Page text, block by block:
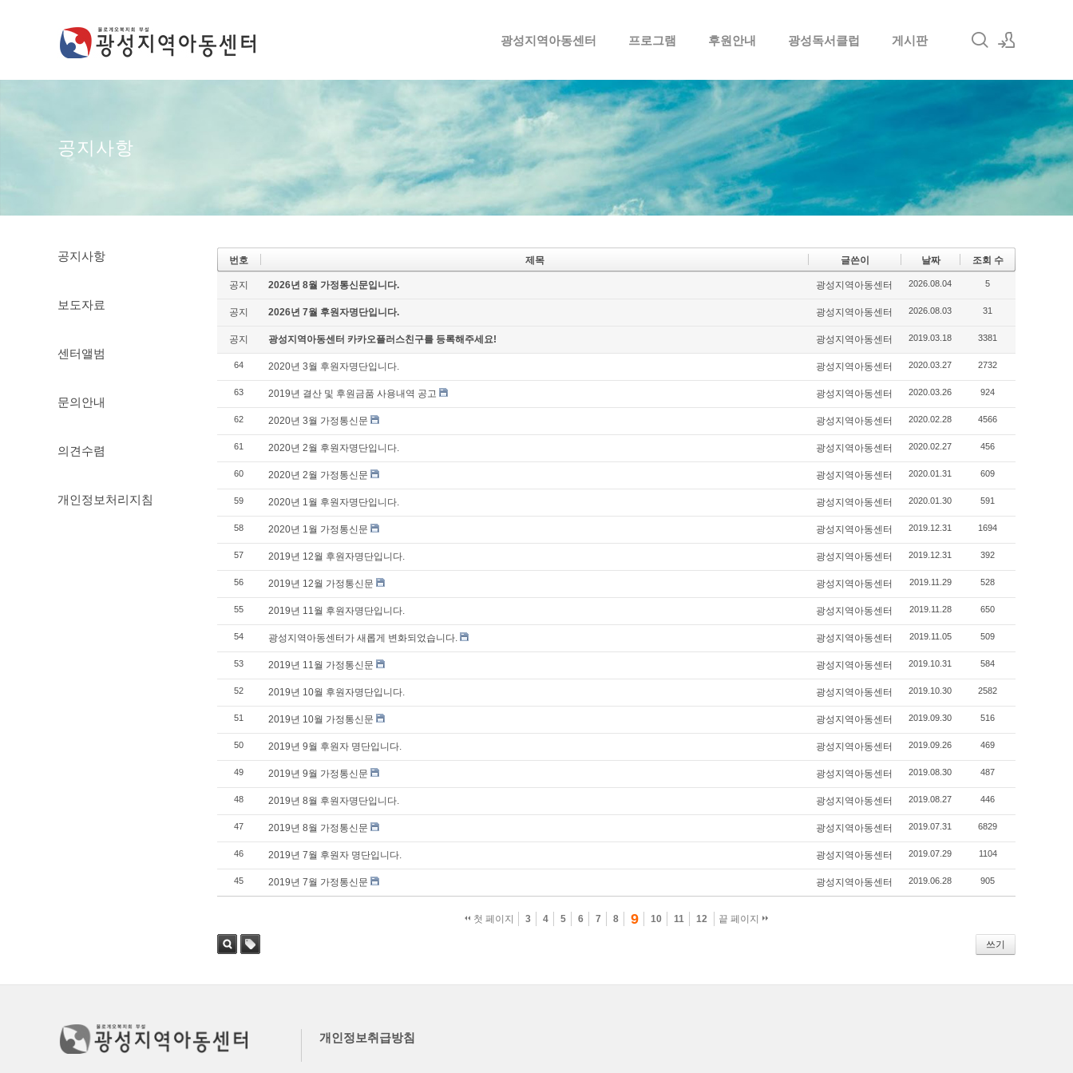
광성지역아동센터 프로그램 후원안내 광성독서클럽 게시판
공지사항
공지사항
보도자료
센터앨범
문의안내
의견수렴
개인정보처리지침
번호 제목 글쓴이 날짜 조회 수
공지 2026년 8월 가정통신문입니다. 광성지역아동센터 2026.08.04 5
공지 2026년 7월 후원자명단입니다. 광성지역아동센터 2026.08.03 31
공지 광성지역아동센터 카카오플러스친구를 등록해주세요! 광성지역아동센터 2019.03.18 3381
64 2020년 3월 후원자명단입니다. 광성지역아동센터 2020.03.27 2732
63 2019년 결산 및 후원금품 사용내역 공고 광성지역아동센터 2020.03.26 924
62 2020년 3월 가정통신문 광성지역아동센터 2020.02.28 4566
61 2020년 2월 후원자명단입니다. 광성지역아동센터 2020.02.27 456
60 2020년 2월 가정통신문 광성지역아동센터 2020.01.31 609
59 2020년 1월 후원자명단입니다. 광성지역아동센터 2020.01.30 591
58 2020년 1월 가정통신문 광성지역아동센터 2019.12.31 1694
57 2019년 12월 후원자명단입니다. 광성지역아동센터 2019.12.31 392
56 2019년 12월 가정통신문 광성지역아동센터 2019.11.29 528
55 2019년 11월 후원자명단입니다. 광성지역아동센터 2019.11.28 650
54 광성지역아동센터가 새롭게 변화되었습니다. 광성지역아동센터 2019.11.05 509
53 2019년 11월 가정통신문 광성지역아동센터 2019.10.31 584
52 2019년 10월 후원자명단입니다. 광성지역아동센터 2019.10.30 2582
51 2019년 10월 가정통신문 광성지역아동센터 2019.09.30 516
50 2019년 9월 후원자 명단입니다. 광성지역아동센터 2019.09.26 469
49 2019년 9월 가정통신문 광성지역아동센터 2019.08.30 487
48 2019년 8월 후원자명단입니다. 광성지역아동센터 2019.08.27 446
47 2019년 8월 가정통신문 광성지역아동센터 2019.07.31 6829
46 2019년 7월 후원자 명단입니다. 광성지역아동센터 2019.07.29 1104
45 2019년 7월 가정통신문 광성지역아동센터 2019.06.28 905
첫 페이지 3 4 5 6 7 8 9 10 11 12 끝 페이지
쓰기
개인정보취급방침